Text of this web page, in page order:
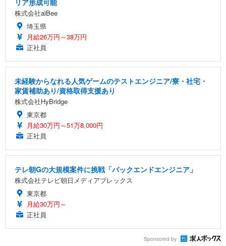
リア形成可能
株式会社alBee
埼玉県
月給26万円～38万円
正社員
未経験からなれる人気ゲームのテストエンジニア/寮・社宅・
家賃補助あり/資格取得支援あり
株式会社HyBridge
東京都
月給30万円～51万8,000円
正社員
テレ朝Gの大規模案件に挑戦「バックエンドエンジニア」
株式会社テレビ朝日メディアプレックス
東京都
月給30万円～
正社員
Sponsored by